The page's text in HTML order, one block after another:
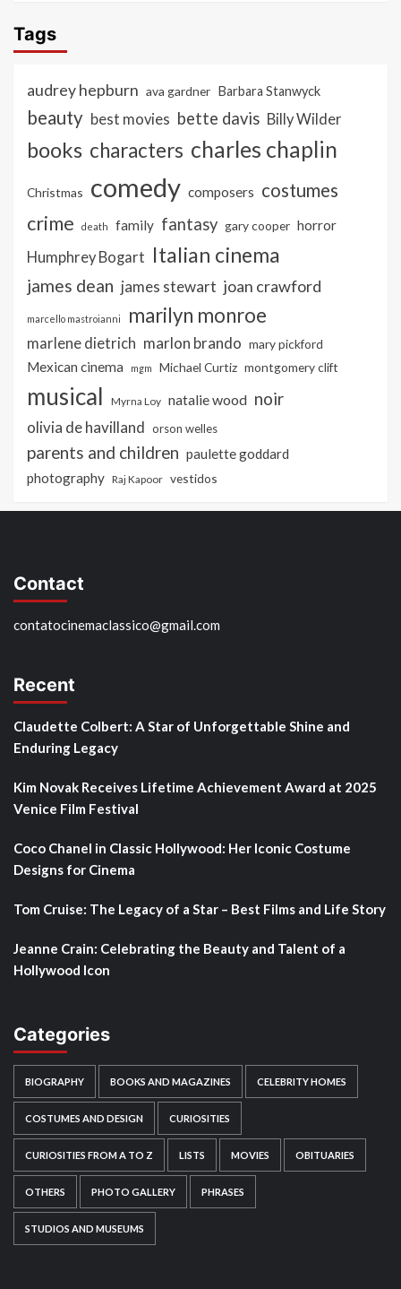
Tags
audrey hepburn ava gardner Barbara Stanwyck
beauty best movies bette davis Billy Wilder
books characters charles chaplin
Christmas comedy composers costumes
crime death family fantasy gary cooper horror
Humphrey Bogart Italian cinema
james dean james stewart joan crawford
marcello mastroianni marilyn monroe
marlene dietrich marlon brando mary pickford
Mexican cinema mgm Michael Curtiz montgomery clift
musical Myrna Loy natalie wood noir
olivia de havilland orson welles
parents and children paulette goddard
photography Raj Kapoor vestidos
Contact
contatocinemaclassico@gmail.com
Recent
Claudette Colbert: A Star of Unforgettable Shine and
Enduring Legacy
Kim Novak Receives Lifetime Achievement Award at 2025
Venice Film Festival
Coco Chanel in Classic Hollywood: Her Iconic Costume
Designs for Cinema
Tom Cruise: The Legacy of a Star – Best Films and Life Story
Jeanne Crain: Celebrating the Beauty and Talent of a
Hollywood Icon
Categories
BIOGRAPHY BOOKS AND MAGAZINES CELEBRITY HOMES
COSTUMES AND DESIGN CURIOSITIES
CURIOSITIES FROM A TO Z LISTS MOVIES OBITUARIES
OTHERS PHOTO GALLERY PHRASES
STUDIOS AND MUSEUMS